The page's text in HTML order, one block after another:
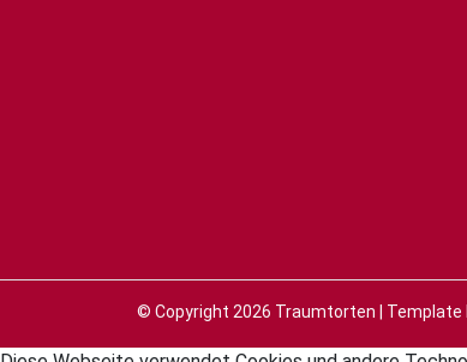
© Copyright 2026 Traumtorten |